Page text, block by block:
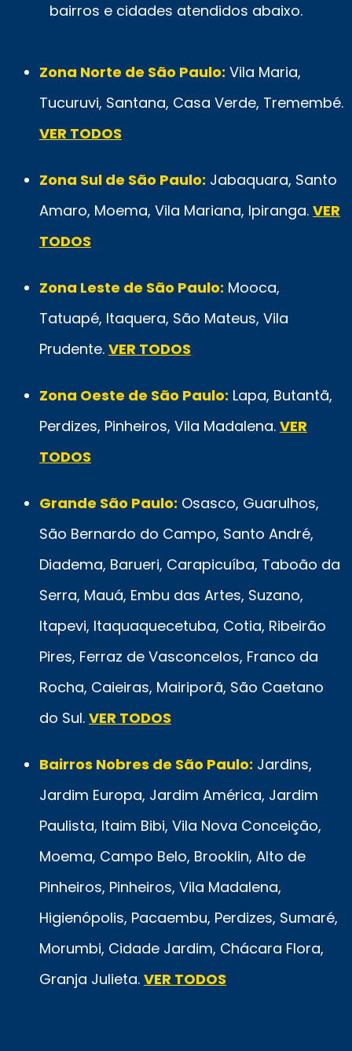
bairros e cidades atendidos abaixo.
Zona Norte de São Paulo: Vila Maria,
Tucuruvi, Santana, Casa Verde, Tremembé.
VER TODOS
Zona Sul de São Paulo: Jabaquara, Santo
Amaro, Moema, Vila Mariana, Ipiranga. VER
TODOS
Zona Leste de São Paulo: Mooca,
Tatuapé, Itaquera, São Mateus, Vila
Prudente. VER TODOS
Zona Oeste de São Paulo: Lapa, Butantã,
Perdizes, Pinheiros, Vila Madalena. VER
TODOS
Grande São Paulo: Osasco, Guarulhos,
São Bernardo do Campo, Santo André,
Diadema, Barueri, Carapicuíba, Taboão da
Serra, Mauá, Embu das Artes, Suzano,
Itapevi, Itaquaquecetuba, Cotia, Ribeirão
Pires, Ferraz de Vasconcelos, Franco da
Rocha, Caieiras, Mairiporã, São Caetano
do Sul. VER TODOS
Bairros Nobres de São Paulo: Jardins,
Jardim Europa, Jardim América, Jardim
Paulista, Itaim Bibi, Vila Nova Conceição,
Moema, Campo Belo, Brooklin, Alto de
Pinheiros, Pinheiros, Vila Madalena,
Higienópolis, Pacaembu, Perdizes, Sumaré,
Morumbi, Cidade Jardim, Chácara Flora,
Granja Julieta. VER TODOS